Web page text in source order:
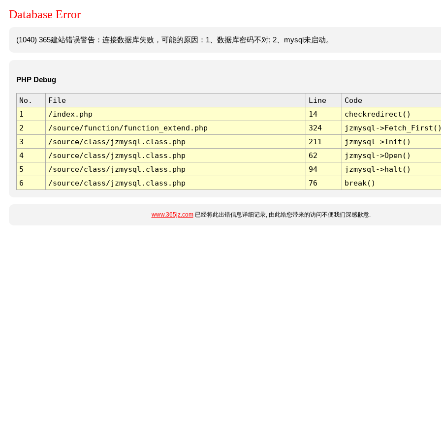
Database Error
(1040) 365建站错误警告：连接数据库失败，可能的原因：1、数据库密码不对; 2、mysql未启动。
PHP Debug
No. File Line
Code
1
/index.php 14
checkredirect()
2
/source/function/function_extend.php 324
jzmysql-
3
/source/class/jzmysql.class.php 211
jzmysql->Init()
4
/source/class/jzmysql.class.php 62
jzmysql->Open()
5
/source/class/jzmysql.class.php 94
jzmysql->halt()
6
/source/class/jzmysql.class.php 76 break()
www.365jz.com已经将此出错信息详细记录, 由此给您带来的访问不便我们深感歉意.